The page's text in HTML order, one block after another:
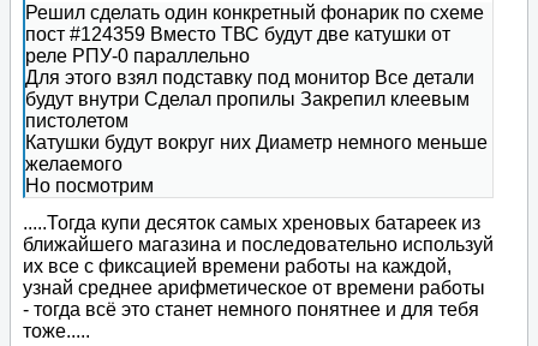
Решил сделать один конкретный фонарик по схеме
пост #124359 Вместо ТВС будут две катушки от
реле РПУ-0 параллельно
Для этого взял подставку под монитор Все детали
будут внутри Сделал пропилы Закрепил клеевым
пистолетом
Катушки будут вокруг них Диаметр немного меньше
желаемого
Но посмотрим
.....Тогда купи десяток самых хреновых батареек из
ближайшего магазина и последовательно используй
их все с фиксацией времени работы на каждой,
узнай среднее арифметическое от времени работы
- тогда всё это станет немного понятнее и для тебя
тоже.....